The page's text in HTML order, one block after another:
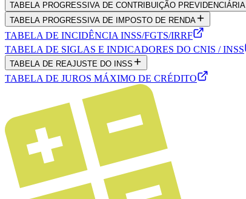
TABELA PROGRESSIVA DE CONTRIBUIÇÃO PREVIDENCIÁRIA
TABELA PROGRESSIVA DE IMPOSTO DE RENDA
TABELA DE INCIDÊNCIA INSS/FGTS/IRRF
TABELA DE SIGLAS E INDICADORES DO CNIS / INSS
TABELA DE REAJUSTE DO INSS
TABELA DE JUROS MÁXIMO DE CRÉDITO